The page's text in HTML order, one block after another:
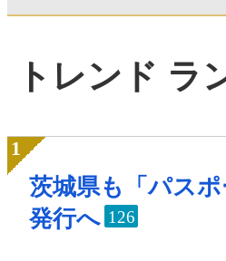
トレンド ラ
茨城県も「パス
発行へ 126